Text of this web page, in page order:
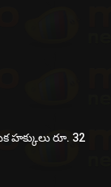
రూ. 32